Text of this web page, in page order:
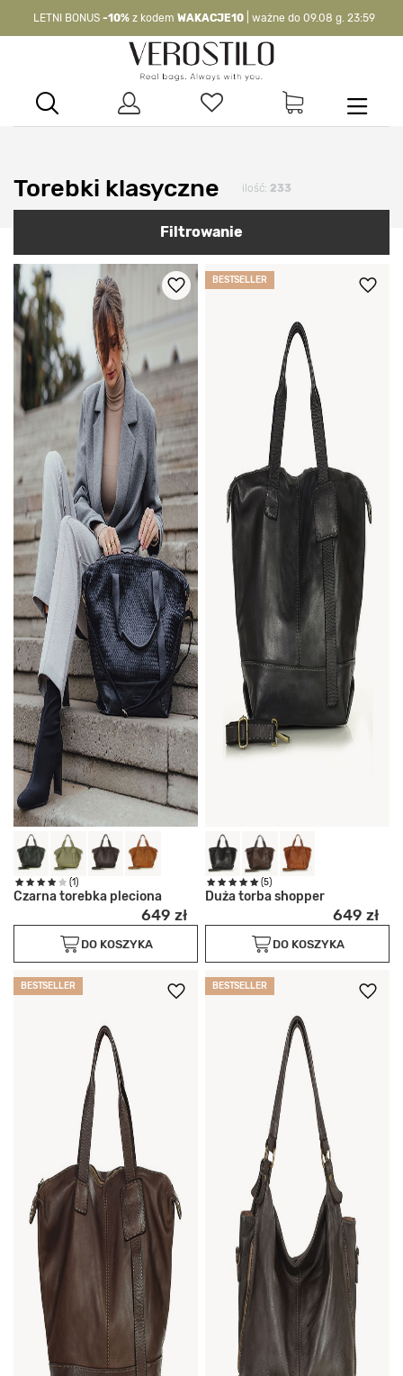
WAKACJE10| nie dotyczy produktów z flagą OKAZJA >
Torebki klasyczne ilość: 233
Filtrowanie
(1)
Czarna torebka pleciona
649 zł
DO KOSZYKA
BESTSELLER
(5)
Duża torba shopper
649 zł
DO KOSZYKA
BESTSELLER BESTSELLER